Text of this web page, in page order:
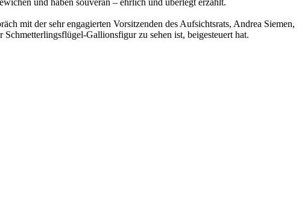
mit der sehr engagierten Vorsitzenden des Aufsichtsrats, Andrea Siemen,
Gallionsfigur zu sehen ist, beigesteuert hat.